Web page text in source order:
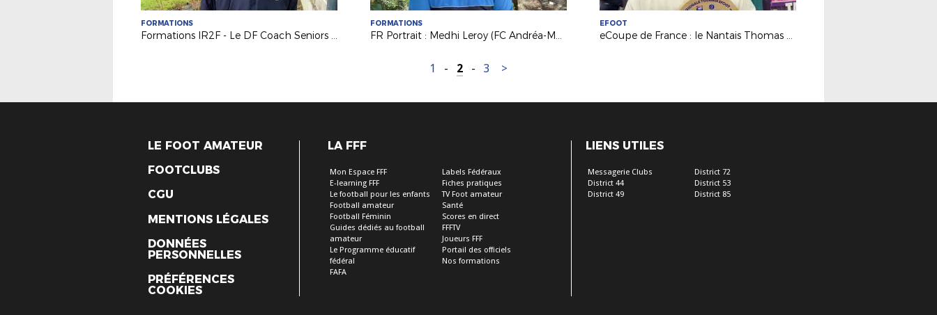
FORMATIONS
Formations IR2F - Le DF Coach Seniors (Mathieu HUITRIC, Typhaine COCHON et Redha FRESNEAU)
FORMATIONS
FR Portrait : Medhi Leroy (FC Andréa-Macérois) formé au Certificat Régional d’Analyste Vidéo
EFOOT
eCoupe de France : le Nantais Thomas Fluck remporte l'édition 2026 !
1 - 2 - 3 >
LE FOOT AMATEUR
FOOTCLUBS
CGU
MENTIONS LÉGALES
DONNÉES
PERSONNELLES
PRÉFÉRENCES
COOKIES
LA FFF
Mon Espace FFF
E-learning FFF
Le football pour les enfants
Football amateur
Football Féminin
Guides dédiés au football
amateur
Le Programme éducatif
fédéral
FAFA
Labels Fédéraux
Fiches pratiques
TV Foot amateur
Santé
Scores en direct
FFFTV
Joueurs FFF
Portail des officiels
Nos formations
LIENS UTILES
Messagerie Clubs
District 44
District 49
District 72
District 53
District 85